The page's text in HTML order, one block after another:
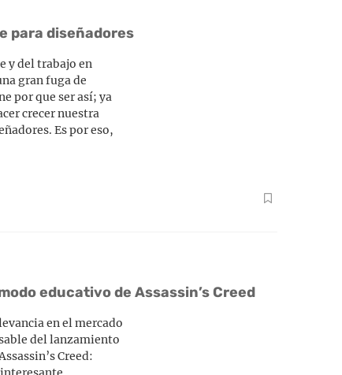
para diseñadores
y del trabajo en
gran fuga de
por que ser así; ya
crecer nuestra
Es por eso,
educativo de Assassin’s Creed
en el mercado
del lanzamiento
Creed: